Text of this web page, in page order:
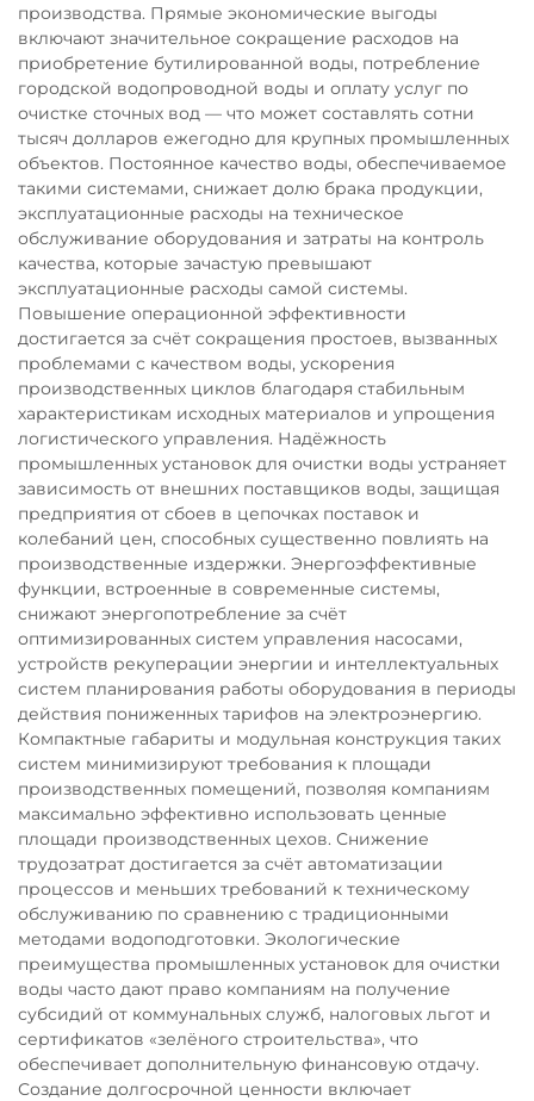
производства. Прямые экономические выгоды
включают значительное сокращение расходов на
приобретение бутилированной воды, потребление
городской водопроводной воды и оплату услуг по
очистке сточных вод — что может составлять сотни
тысяч долларов ежегодно для крупных промышленных
объектов. Постоянное качество воды, обеспечиваемое
такими системами, снижает долю брака продукции,
эксплуатационные расходы на техническое
обслуживание оборудования и затраты на контроль
качества, которые зачастую превышают
эксплуатационные расходы самой системы.
Повышение операционной эффективности
достигается за счёт сокращения простоев, вызванных
проблемами с качеством воды, ускорения
производственных циклов благодаря стабильным
характеристикам исходных материалов и упрощения
логистического управления. Надёжность
промышленных установок для очистки воды устраняет
зависимость от внешних поставщиков воды, защищая
предприятия от сбоев в цепочках поставок и
колебаний цен, способных существенно повлиять на
производственные издержки. Энергоэффективные
функции, встроенные в современные системы,
снижают энергопотребление за счёт
оптимизированных систем управления насосами,
устройств рекуперации энергии и интеллектуальных
систем планирования работы оборудования в периоды
действия пониженных тарифов на электроэнергию.
Компактные габариты и модульная конструкция таких
систем минимизируют требования к площади
производственных помещений, позволяя компаниям
максимально эффективно использовать ценные
площади производственных цехов. Снижение
трудозатрат достигается за счёт автоматизации
процессов и меньших требований к техническому
обслуживанию по сравнению с традиционными
методами водоподготовки. Экологические
преимущества промышленных установок для очистки
воды часто дают право компаниям на получение
субсидий от коммунальных служб, налоговых льгот и
сертификатов «зелёного строительства», что
обеспечивает дополнительную финансовую отдачу.
Создание долгосрочной ценности включает